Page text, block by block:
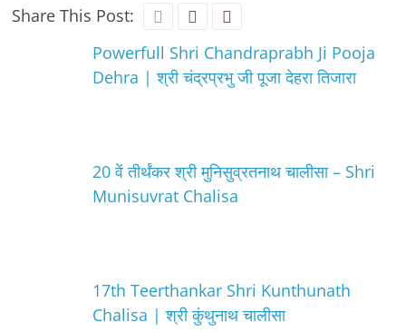
Share This Post:
Powerfull Shri Chandraprabh Ji Pooja
Dehra | श्री चंद्रप्रभु जी पूजा देहरा तिजारा
20 वें तीर्थंकर श्री मुनिसुव्रतनाथ चालीसा – Shri
Munisuvrat Chalisa
17th Teerthankar Shri Kunthunath
Chalisa | श्री कुंथुनाथ चालीसा